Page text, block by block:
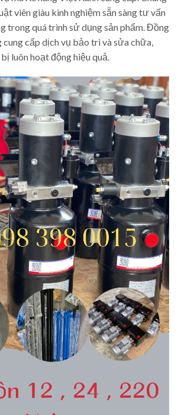
viên giàu kinh nghiệm sẵn sàng tư vấn
trong quá trình sử dụng sản phẩm. Đồng
cấp dịch vụ bảo trì và sửa chữa,
luôn hoạt động hiệu quả.